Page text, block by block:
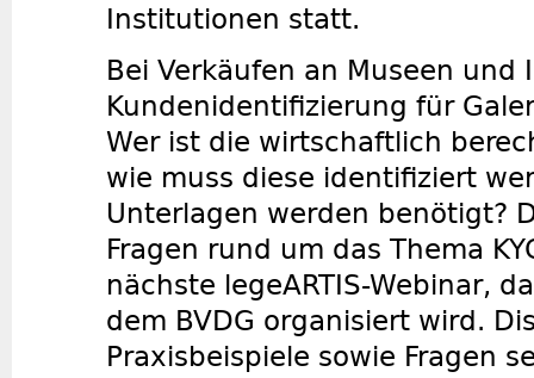
Institutionen statt.
Bei Verkäufen an Museen
Kundenidentifizierung für
Wer ist die wirtschaftlich
wie muss diese identifiziert
Unterlagen werden benötigt?
Fragen rund um das Thema
nächste legeARTIS-Webinar,
dem BVDG organisiert wird.
Praxisbeispiele sowie Fragen